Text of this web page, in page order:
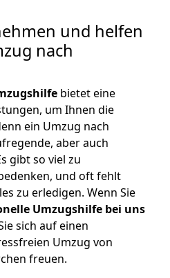
und helfen
nach
bietet eine
um Ihnen die
ein Umzug nach
aber auch
gibt so viel zu
und oft fehlt
zu erledigen. Wenn Sie
Umzugshilfe bei uns
sich auf einen
Umzug von
freuen.